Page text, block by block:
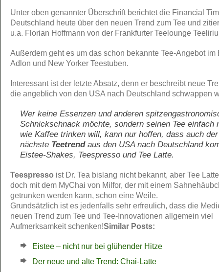
Unter oben genannter Überschrift berichtet die Financial
Deutschland heute über den neuen Trend zum Tee und
u.a. Florian Hoffmann von der Frankfurter Teelounge
Außerdem geht es um das schon bekannte Tee-Angebot im
Adlon und New Yorker Teestuben.
Interessant ist der letzte Absatz, denn er beschreibt neue
die angeblich von den USA nach Deutschland schwappen
Wer keine Essenzen und anderen
Schnickschnack möchte, sondern seinen Tee einfach
wie Kaffee trinken will, kann nur hoffen, dass auch der
nächste Teetrend aus den USA nach Deutschland
Eistee-Shakes, Teespresso und Tee Latte.
Teespresso ist Dr. Tea bislang nicht bekannt, aber Tee
doch mit dem MyChai von Milfor, der mit einem
getrunken werden kann, schon eine Weile.
Grundsätzlich ist es jedenfalls sehr erfreulich, dass die
neuen Trend zum Tee und Tee-Innovationen allgemein viel
Aufmerksamkeit schenken!Similar Posts:
Eistee – nicht nur bei glühender Hitze
Der neue und alte Trend: Chai-Latte